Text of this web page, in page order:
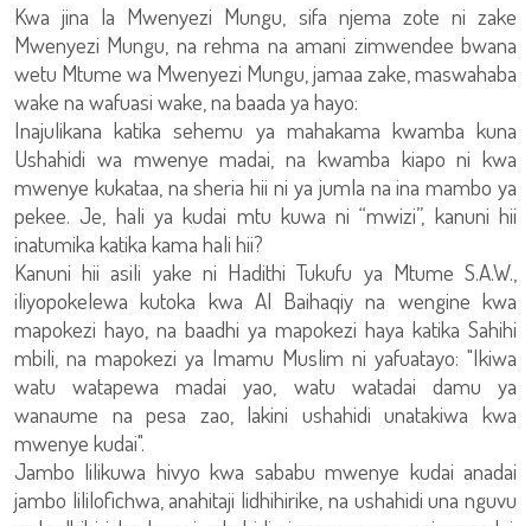
Kwa jina la Mwenyezi Mungu, sifa njema zote ni zake
Mwenyezi Mungu, na rehma na amani zimwendee bwana
wetu Mtume wa Mwenyezi Mungu, jamaa zake, maswahaba
wake na wafuasi wake, na baada ya hayo:
Inajulikana katika sehemu ya mahakama kwamba kuna
Ushahidi wa mwenye madai, na kwamba kiapo ni kwa
mwenye kukataa, na sheria hii ni ya jumla na ina mambo ya
pekee. Je, hali ya kudai mtu kuwa ni “mwizi”, kanuni hii
inatumika katika kama hali hii?
Kanuni hii asili yake ni Hadithi Tukufu ya Mtume S.A.W.,
iliyopokelewa kutoka kwa Al Baihaqiy na wengine kwa
mapokezi hayo, na baadhi ya mapokezi haya katika Sahihi
mbili, na mapokezi ya Imamu Muslim ni yafuatayo: "Ikiwa
watu watapewa madai yao, watu watadai damu ya
wanaume na pesa zao, lakini ushahidi unatakiwa kwa
mwenye kudai".
Jambo lilikuwa hivyo kwa sababu mwenye kudai anadai
jambo lililofichwa, anahitaji lidhihirike, na ushahidi una nguvu